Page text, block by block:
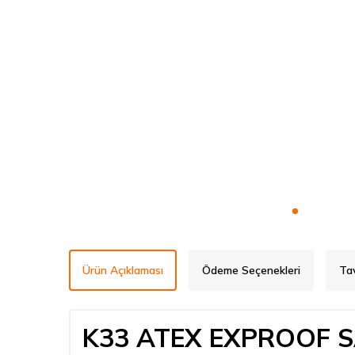
Ürün Açıklaması Ödeme Seçenekleri
K33 ATEX EXPROOF